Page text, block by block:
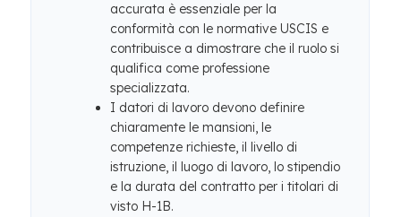
accurata è essenziale per la
conformità con le normative USCIS e
contribuisce a dimostrare che il ruolo si
qualifica come professione
specializzata.
I datori di lavoro devono definire
chiaramente le mansioni, le
competenze richieste, il livello di
istruzione, il luogo di lavoro, lo stipendio
e la durata del contratto per i titolari di
visto H-1B.